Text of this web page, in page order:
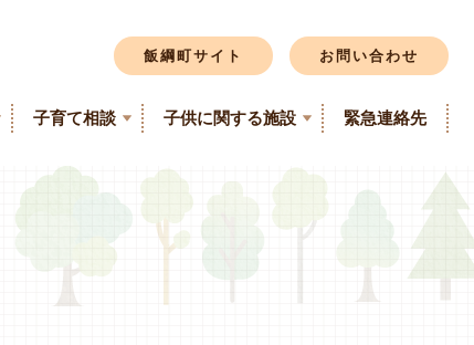
飯綱町サイト お問い合わせ
子育て相談 子供に関する施設 緊急連絡先